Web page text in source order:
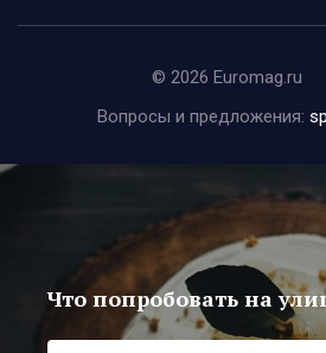
© 2026 Euromag.ru
Вопросы и предложения:
Что попробовать на